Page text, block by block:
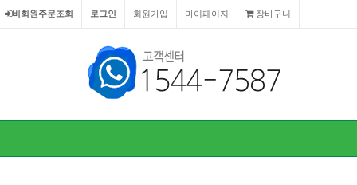
장바구니
마이페이지
회원가입
로그인
비회원주문조회